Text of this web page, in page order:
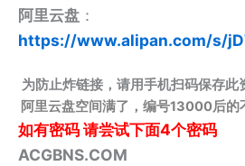
阿里云盘 ：
https://www.alipan.com/s/
为防止炸链接，请用手机扫码保存此
阿里云盘空间满了，编号13000后的
如有密码请尝试下面4个密码
ACGBNS.COM